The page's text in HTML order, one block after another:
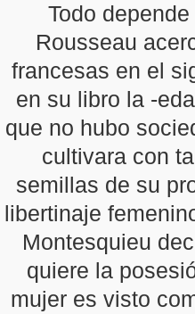
Todo
Rousseau
francesas en el
en su libro la -
que no hubo
cultivara con
semillas de su
libertinaje
Montesquieu
quiere la
mujer es visto